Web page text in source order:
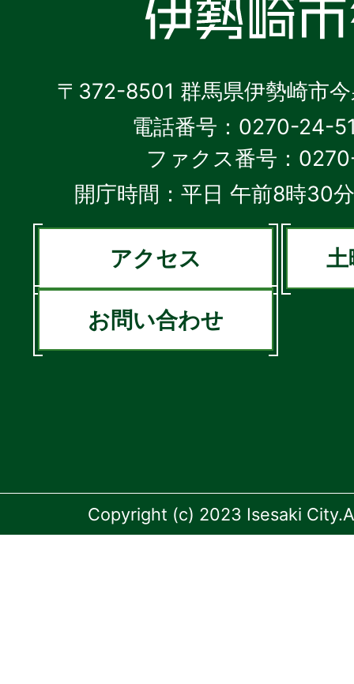
〒372-8501 群馬県伊勢崎市
電話番号：0270-24-
ファクス番号：
開庁時間：平日 午前8時30
アクセス 土
お問い合わせ
Copyright (c) 2023 Isesaki